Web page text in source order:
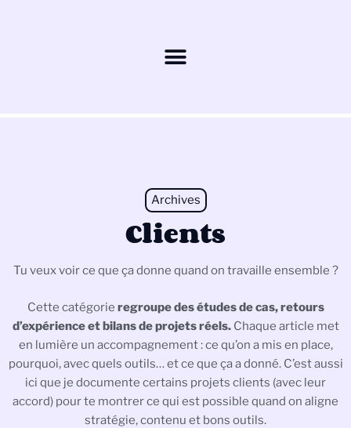
Archives
Clients
Tu veux voir ce que ça donne quand on travaille ensemble ?
Cette catégorie regroupe des études de cas, retours
d’expérience et bilans de projets réels.Chaque article met
en lumière un accompagnement : ce qu’on a mis en place,
pourquoi, avec quels outils… et ce que ça a donné. C’est aussi
ici que je documente certains projets clients (avec leur
accord) pour te montrer ce qui est possible quand on aligne
stratégie, contenu et bons outils.